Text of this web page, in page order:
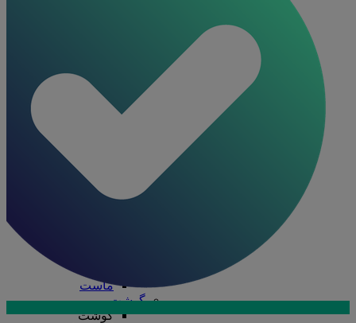
ظروف یکبار مصرف
درب ظروف
دستکش
ظرف پلاستیکی
قاشق، چنگال، کارد
کیسه فریزر
لیوان
ماست
گوشت
گوشت